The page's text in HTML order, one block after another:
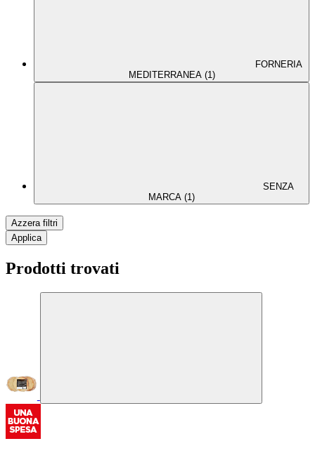
FORNERIA
MEDITERRANEA (1)
SENZA
MARCA (1)
Azzera filtri
Applica
Prodotti trovati